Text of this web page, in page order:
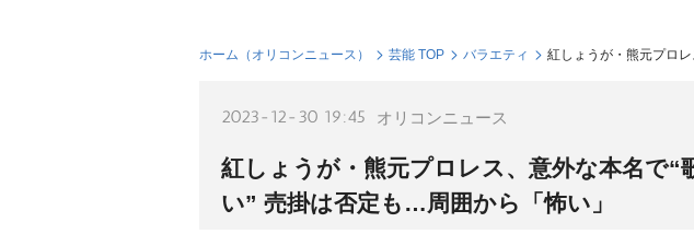
ホーム（オリコンニュース） 芸能 TOP バラエティ 紅しょうが・熊元プロ
2023-12-30 19:45 オリコンニュース
紅しょうが・熊元プロレス、意外な本名で“
い” 売掛は否定も…周囲から「怖い」